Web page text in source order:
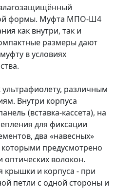
формы. Муфта МПО-Ш4
как внутри, так и
размеры дают
в условиях
различным
Внутри корпуса
(вставка-кассета), на
для фиксации
два «навесных»
предусмотрено
оптических волокон.
крышки и корпуса - при
петли с одной стороны и